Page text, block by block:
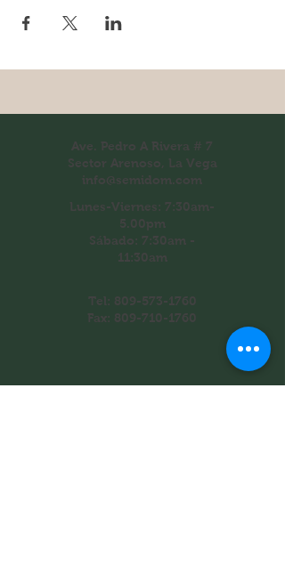
Ave. Pedro A Rivera # 7
Sector Arenoso, La Vega
info@semidom.com
Lunes-Viernes: 7:30am-
5.00pm
​​Sábado: 7:30am -
11:30am
Tel: 809-573-1760
Fax: 809-710-1760